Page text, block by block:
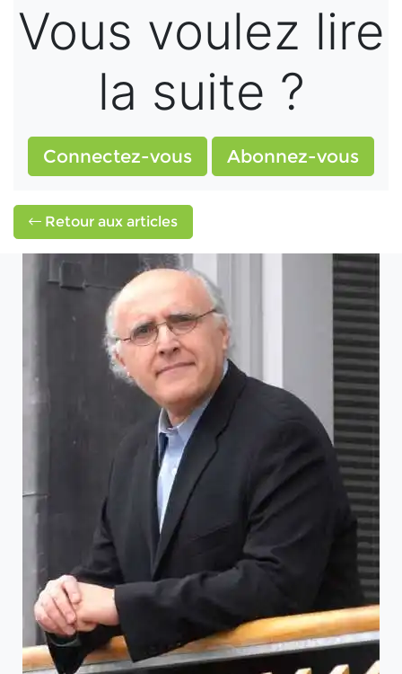
Vous voulez lire
la suite ?
Connectez-vous Abonnez-vous
Retour aux articles